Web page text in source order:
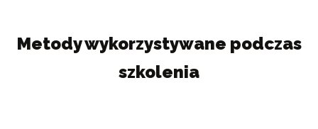
Metody wykorzystywane podczas
szkolenia